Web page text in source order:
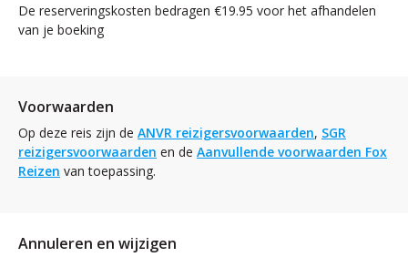
De reserveringskosten bedragen €19.95 voor het afhandelen
van je boeking
Voorwaarden
Op deze reis zijn de ANVR reizigersvoorwaarden, SGR
reizigersvoorwaarden en de Aanvullende voorwaarden Fox
Reizen van toepassing.
Annuleren en wijzigen